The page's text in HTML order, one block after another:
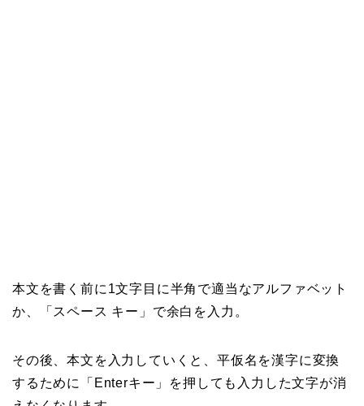
本文を書く前に1文字目に半角で適当なアルファベット
か、「スペース キー」で余白を入力。
その後、本文を入力していくと、平仮名を漢字に変換
するために「Enterキー」を押しても入力した文字が消